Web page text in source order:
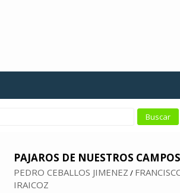
PAJAROS DE NUESTROS
PEDRO CEBALLOS JIMENEZ /
IRAICOZ